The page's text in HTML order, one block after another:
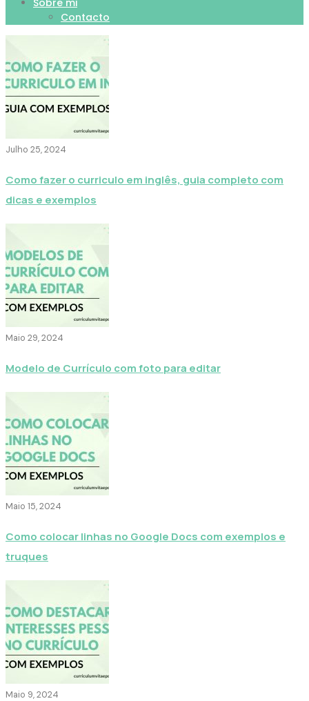
Sobre mi
Contacto
Julho 25, 2024
Como fazer o curriculo em inglês, guia completo com
dicas e exemplos
Maio 29, 2024
Modelo de Currículo com foto para editar
Maio 15, 2024
Como colocar linhas no Google Docs com exemplos e
truques
Maio 9, 2024